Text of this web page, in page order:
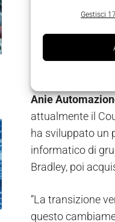
Gestisci
Fabrizio Scovenna,
Eletto il 4 maggio
Anie
attualmente il
ha sviluppato un
informatico di
Bradley, poi
“La transizione
questo